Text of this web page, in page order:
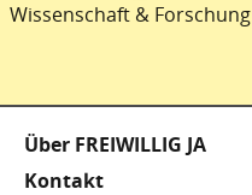
Wissenschaft & Forschung
Fußzeile
Über FREIWILLIG JA
Kontakt